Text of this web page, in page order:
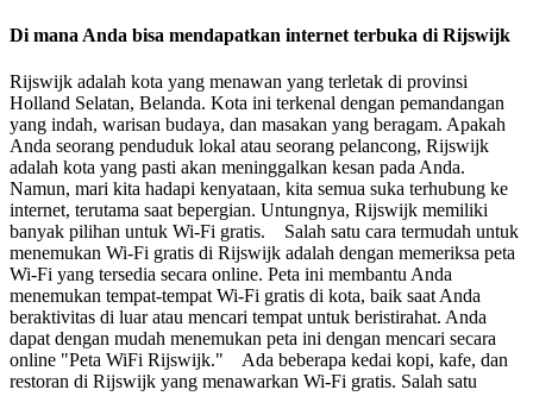
Di mana Anda bisa mendapatkan internet terbuka di Rijswijk
Rijswijk adalah kota yang menawan yang terletak di provinsi
Holland Selatan, Belanda. Kota ini terkenal dengan pemandangan
yang indah, warisan budaya, dan masakan yang beragam. Apakah
Anda seorang penduduk lokal atau seorang pelancong, Rijswijk
adalah kota yang pasti akan meninggalkan kesan pada Anda.
Namun, mari kita hadapi kenyataan, kita semua suka terhubung ke
internet, terutama saat bepergian. Untungnya, Rijswijk memiliki
banyak pilihan untuk Wi-Fi gratis. Salah satu cara termudah untuk
menemukan Wi-Fi gratis di Rijswijk adalah dengan memeriksa peta
Wi-Fi yang tersedia secara online. Peta ini membantu Anda
menemukan tempat-tempat Wi-Fi gratis di kota, baik saat Anda
beraktivitas di luar atau mencari tempat untuk beristirahat. Anda
dapat dengan mudah menemukan peta ini dengan mencari secara
online "Peta WiFi Rijswijk." Ada beberapa kedai kopi, kafe, dan
restoran di Rijswijk yang menawarkan Wi-Fi gratis. Salah satu